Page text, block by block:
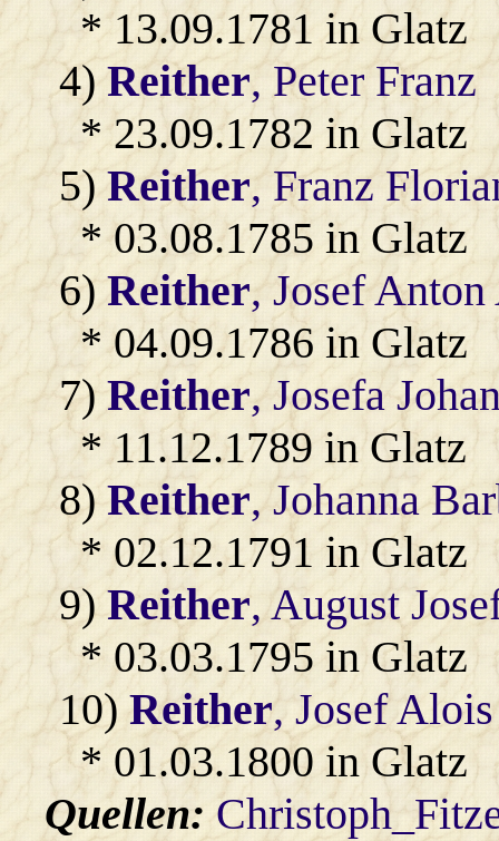
* 13.09.1781 in Glatz
4)Reither, Peter Franz
* 23.09.1782 in Glatz
5)Reither, Franz
* 03.08.1785 in Glatz
6)Reither, Josef
* 04.09.1786 in Glatz
7)Reither, Josefa
* 11.12.1789 in Glatz
8)Reither, Johanna
* 02.12.1791 in Glatz
9)Reither, August
* 03.03.1795 in Glatz
10)Reither, Josef
* 01.03.1800 in Glatz
Quellen: